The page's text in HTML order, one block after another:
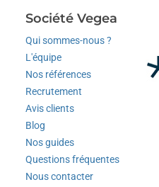
Société Vegea
Qui sommes-nous ?
L'équipe
Nos références
Recrutement
Avis clients
Blog
Nos guides
Questions fréquentes
Nous contacter